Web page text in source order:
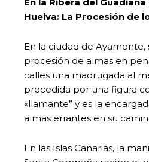
Huelva: La Procesión de
En la ciudad de Ayamonte,
procesión de almas en
calles una madrugada al
precedida por una figura
«llamante” y es la
almas errantes en su
En las Islas Canarias, la